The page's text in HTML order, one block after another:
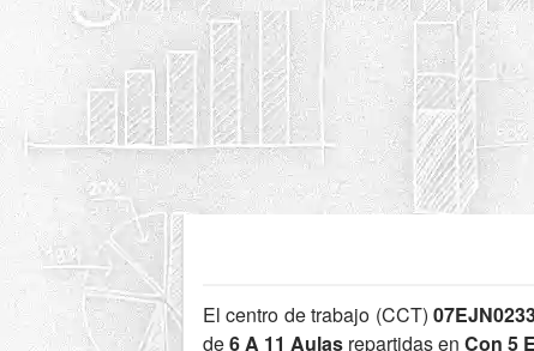
El centro de trabajo (CCT)
de6 A 11 Aulas repartidas en Con 5